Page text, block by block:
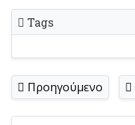
Tags
Προηγούμενο